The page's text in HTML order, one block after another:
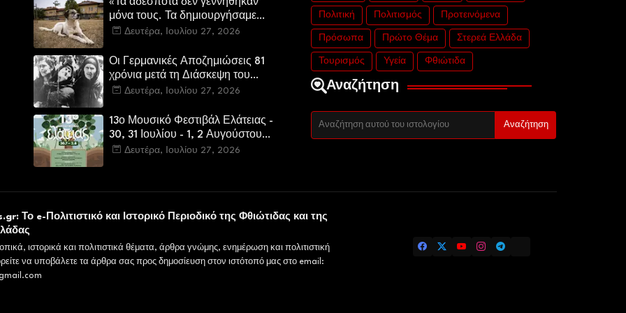
«Τα αδέσποτα δεν γεννήθηκαν
μόνα τους. Τα δημιουργήσαμε
εμείς.»
Δευτέρα, Ιουλίου 27, 2026
Οι Γερμανικές Αποζημιώσεις 81
χρόνια μετά τη Διάσκεψη του
Πότσνταμ
Δευτέρα, Ιουλίου 27, 2026
13ο Μουσικό Φεστιβάλ Ελάτειας -
30, 31 Ιουλίου - 1, 2 Αυγούστου
2026Δευτέρα, Ιουλίου 27, 2026
Πολιτική Πολιτισμός Προτεινόμενα
Πρόσωπα Πρώτο Θέμα Στερεά Ελλάδα
Τουρισμός Υγεία Φθιώτιδα
Αναζήτηση
Το e-Πολιτιστικό και Ιστορικό Περιοδικό της Φθιώτιδας και της
ιστορικά και πολιτιστικά θέματα, άρθρα γνώμης, ενημέρωση και πολιτιστική
να υποβάλετε τα άρθρα σας προς δημοσίευση στον ιστότοπό μας στο email: